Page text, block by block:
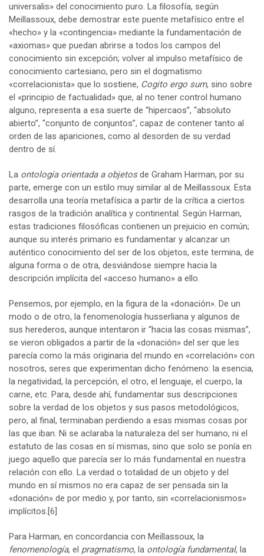
universalis» del conocimiento puro. La filosofía, según
Meillassoux, debe demostrar este puente metafísico entre el
«hecho» y la «contingencia» mediante la fundamentación de
«axiomas» que puedan abrirse a todos los campos del
conocimiento sin excepción; volver al impulso metafísico de
conocimiento cartesiano, pero sin el dogmatismo
«correlacionista» que lo sostiene, Cogito ergo sum, sino sobre
el «principio de factualidad» que, al no tener control humano
alguno, representa a esa suerte de “hipercaos”, “absoluto
abierto”, “conjunto de conjuntos”, capaz de contener tanto al
orden de las apariciones, como al desorden de su verdad
dentro de sí.
La ontología orientada a objetosde Graham Harman, por su
parte, emerge con un estilo muy similar al de Meillassoux. Esta
desarrolla una teoría metafísica a partir de la crítica a ciertos
rasgos de la tradición analítica y continental. Según Harman,
estas tradiciones filosóficas contienen un prejuicio en común;
aunque su interés primario es fundamentar y alcanzar un
auténtico conocimiento del ser de los objetos, este termina, de
alguna forma o de otra, desviándose siempre hacia la
descripción implícita del «acceso humano» a ello.
Pensemos, por ejemplo, en la figura de la «donación». De un
modo o de otro, la fenomenología husserliana y algunos de
sus herederos, aunque intentaron ir “hacia las cosas mismas”,
se vieron obligados a partir de la «donación» del ser que les
parecía como la más originaria del mundo en «correlación» con
nosotros, seres que experimentan dicho fenómeno: la esencia,
la negatividad, la percepción, el otro, el lenguaje, el cuerpo, la
carne, etc. Para, desde ahí, fundamentar sus descripciones
sobre la verdad de los objetos y sus pasos metodológicos,
pero, al final, terminaban perdiendo a esas mismas cosas por
las que iban. Ni se aclaraba la naturaleza del ser humano, ni el
estatuto de las cosas en sí mismas, sino que solo se ponía en
juego aquello que parecía ser lo más fundamental en nuestra
relación con ello. La verdad o totalidad de un objeto y del
mundo en sí mismos no era capaz de ser pensada sin la
«donación» de por medio y, por tanto, sin «correlacionismos»
implícitos.[6]
Para Harman, en concordancia con Meillassoux, la
fenomenología, el pragmatismo, la ontología fundamental, la